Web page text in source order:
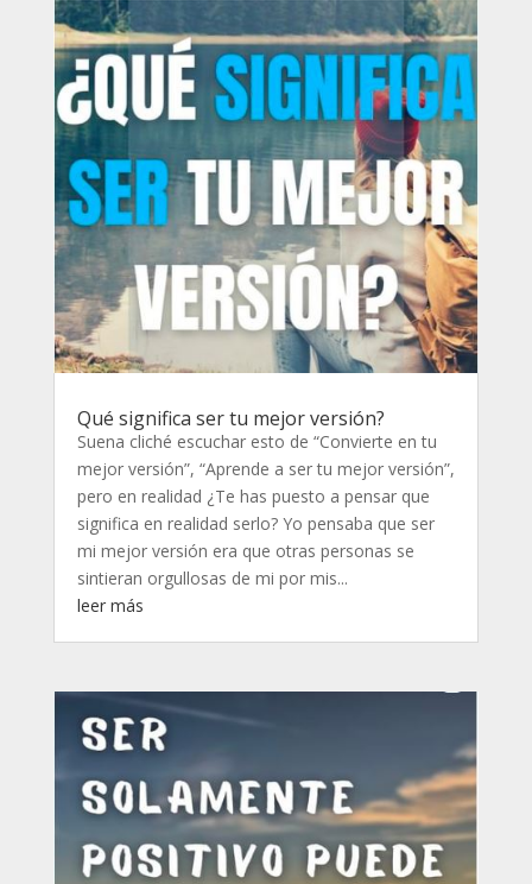
Qué significa ser tu mejor versión?
Suena cliché escuchar esto de “Convierte en tu
mejor versión”, “Aprende a ser tu mejor versión”,
pero en realidad ¿Te has puesto a pensar que
significa en realidad serlo? Yo pensaba que ser
mi mejor versión era que otras personas se
sintieran orgullosas de mi por mis...
leer más